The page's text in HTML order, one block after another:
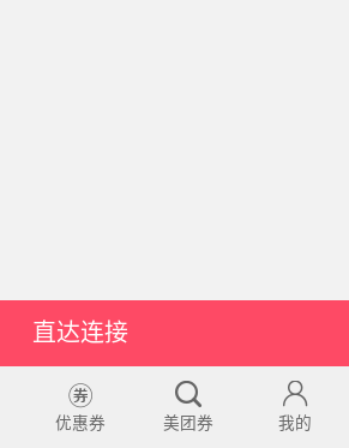
直达连接
优惠券 美团券 我的